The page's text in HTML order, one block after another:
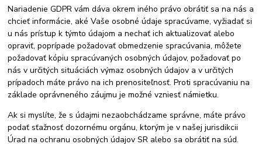
Nariadenie GDPR vám dáva okrem iného právo obrátiť sa na nás a
chcieť informácie, aké Vaše osobné údaje spracúvame, vyžiadať si
u nás prístup k týmto údajom a nechať ich aktualizovať alebo
opraviť, poprípade požadovať obmedzenie spracúvania, môžete
požadovať kópiu spracúvaných osobných údajov, požadovať po
nás v určitých situáciách výmaz osobných údajov a v určitých
prípadoch máte právo na ich prenositeľnosť. Proti spracúvaniu na
základe oprávneného záujmu je možné vzniesť námietku.
Ak si myslíte, že s údajmi nezaobchádzame správne, máte právo
podať sťažnosť dozornému orgánu, ktorým je v našej jurisdikcii
Úrad na ochranu osobných údajov SR alebo sa obrátiť na súd.